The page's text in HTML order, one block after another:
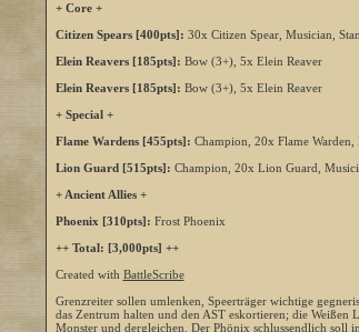
+ Core +
Citizen Spears [400pts]: 30x Citizen Spear, Musician,
Elein Reavers [185pts]: Bow (3+), 5x Elein Reaver
Elein Reavers [185pts]: Bow (3+), 5x Elein Reaver
+ Special +
Flame Wardens [455pts]: Champion, 20x Flame Warden,
Lion Guard [515pts]: Champion, 20x Lion Guard,
+ Ancient Allies +
Phoenix [310pts]: Frost Phoenix
++ Total: [3,000pts] ++
Created with BattleScribe
Grenzreiter sollen umlenken, Speerträger wichtige
das Zentrum halten und den AST eskortieren; die Weißen
Monster und dergleichen. Der Phönix schlussendlich soll